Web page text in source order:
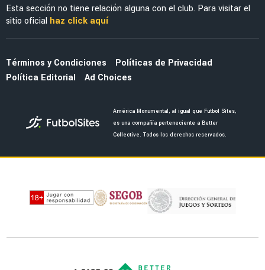
Esta sección no tiene relación alguna con el club. Para visitar el
sitio oficial haz click aquí
Términos y Condiciones
Políticas de Privacidad
Política Editorial
Ad Choices
América Monumental, al igual que Futbol Sites,
es una compañía perteneciente a Better
Collective. Todos los derechos reservados.